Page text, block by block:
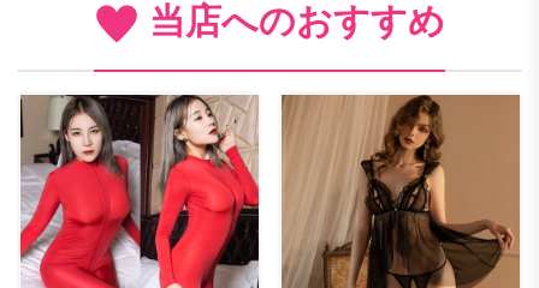
当店へのおすすめ